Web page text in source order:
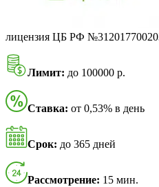
лицензия ЦБ РФ
Лимит: до 100000 р.
Ставка: от 0,53% в день
Срок: до 365 дней
Рассмотрение: 15 мин.